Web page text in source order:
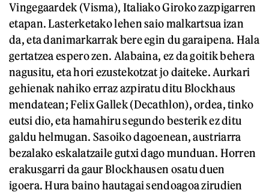
Vingegaardek (Visma), Italiako Giroko zazpigarren
etapan. Lasterketako lehen saio malkartsua izan
da, eta danimarkarrak bere egin du garaipena. Hala
gertatzea espero zen. Alabaina, ez da goitik behera
nagusitu, eta hori ezustekotzat jo daiteke. Aurkari
gehienak nahiko erraz azpiratu ditu Blockhaus
mendatean; Felix Gallek (Decathlon), ordea, tinko
eutsi dio, eta hamahiru segundo besterik ez ditu
galdu helmugan. Sasoiko dagoenean, austriarra
bezalako eskalatzaile gutxi dago munduan. Horren
erakusgarri da gaur Blockhausen osatu duen
igoera. Hura baino hautagai sendoagoa zirudien